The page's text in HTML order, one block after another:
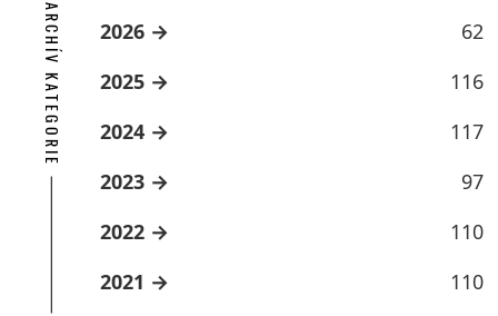
ARCHÍV KATEGORIE 2026
62
2025
116
2024
117
2023
97
2022
110
2021
110